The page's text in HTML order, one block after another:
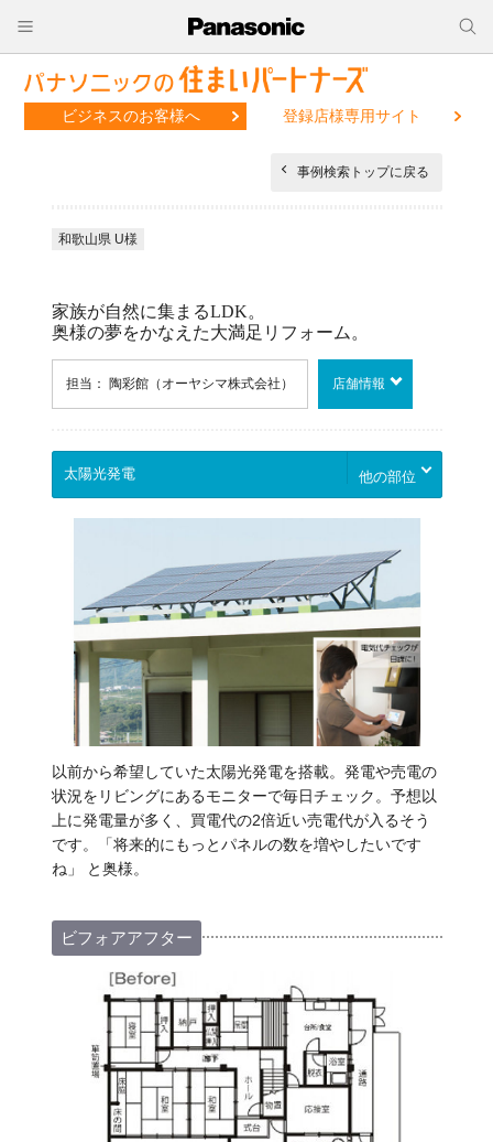
ビジネスのお客様へ 登録店様専用サイト
事例検索トップに戻る
和歌山県 U様
家族が自然に集まるLDK。
奥様の夢をかなえた大満足リフォーム。
担当： 陶彩館（オーヤシマ株式会社） 店舗情報
他の部位
以前から希望していた太陽光発電を搭載。発電や売電の
状況をリビングにあるモニターで毎日チェック。予想以
上に発電量が多く、買電代の2倍近い売電代が入るそう
です。「将来的にもっとパネルの数を増やしたいです
ね」 と奥様。
ビフォアアフター